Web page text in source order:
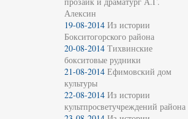
Алексин
19-08-2014 Из истории
Бокситогорского района
20-08-2014 Тихвинские
бокситовые рудники
21-08-2014 Ефимовский дом
культуры
22-08-2014 Из истории
культпросветучреждений района